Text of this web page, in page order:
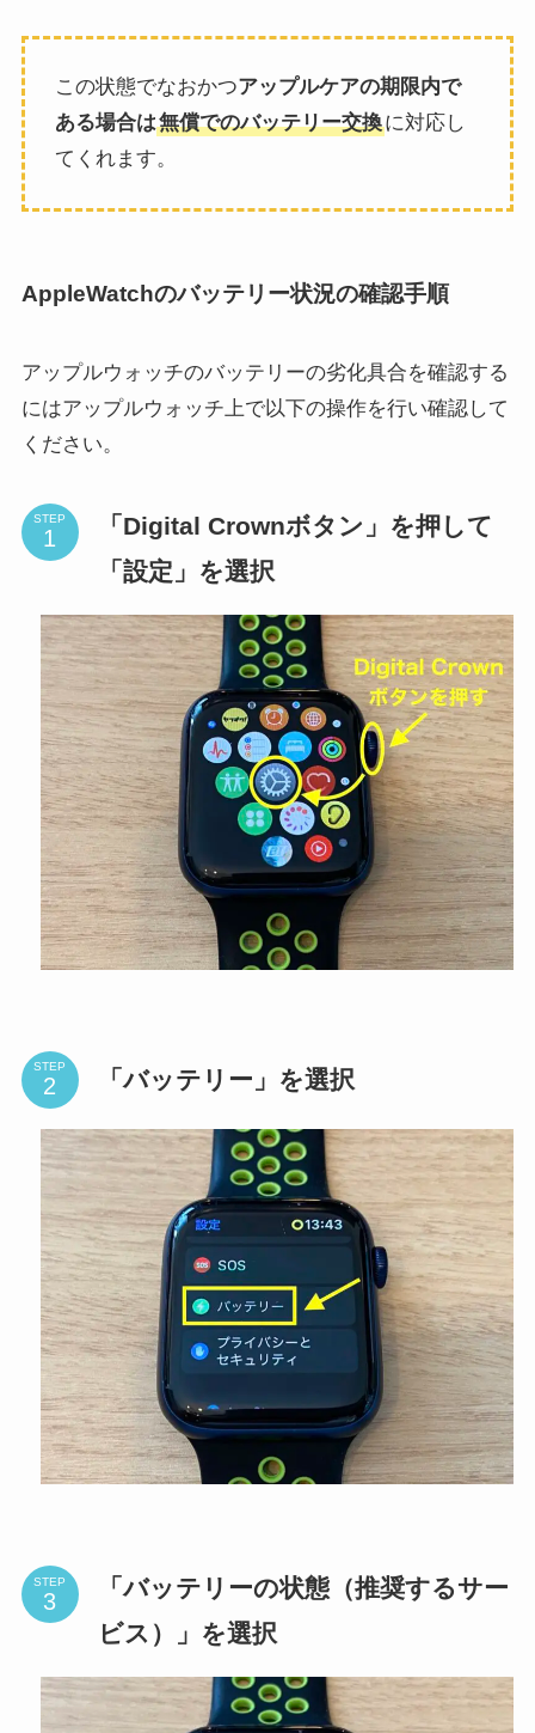
この状態でなおかつアップルケアの期限内で
ある場合は無償でのバッテリー交換に対応し
てくれます。
AppleWatchのバッテリー状況の確認手順
アップルウォッチのバッテリーの劣化具合を確認する
にはアップルウォッチ上で以下の操作を行い確認して
ください。
STEP
「Digital Crownボタン」を押して
「設定」を選択
STEP 「バッテリー」を選択
STEP
「バッテリーの状態（推奨するサー
ビス）」を選択